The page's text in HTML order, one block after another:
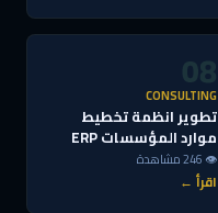
08
CONSULTING
تطوير انظمة تخطيط
موارد المؤسسات ERP
👁 246 مشاهدة
اقرأ ←